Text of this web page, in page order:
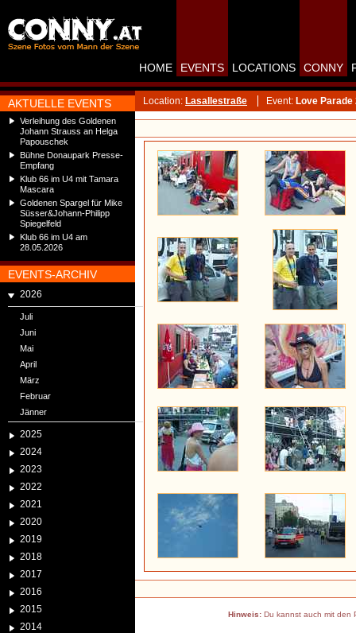
AKTUELLE EVENTS
Verleihung des Goldenen
Johann Strauss an Helga
Papouschek
Bühne Donaupark Presse-
Empfang
Klub 66 im U4 mit Tamara
Mascara
Goldenen Spargel für Mike
Süsser&Johann-Philipp
Spiegelfeld
Klub 66 im U4 am
28.05.2026
EVENTS-ARCHIV
2026
Juli
Juni
Mai
April
März
Februar
Jänner
2025
2024
2023
2022
2021
2020
2019
2018
2017
2016
2015
2014
HOME EVENTS LOCATIONS CONNY
Location: Lasallestraße Event: Love Parade
Hinweis:Du kannst auch mit den